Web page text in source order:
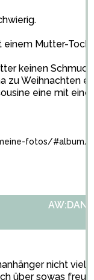
Mutter-
keinen
zu Weihnachten
eine mit
fotos/#album/
nicht
über sowas